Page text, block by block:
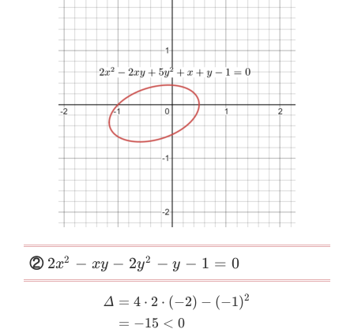
② \small
2x^{2}-
2x2 − xy − 2y2 − y − 1 = 0
\begin{aligned} \varDelta
Δ = 4 ⋅ 2 ⋅ (−2) − (−1)2
= −15 < 0